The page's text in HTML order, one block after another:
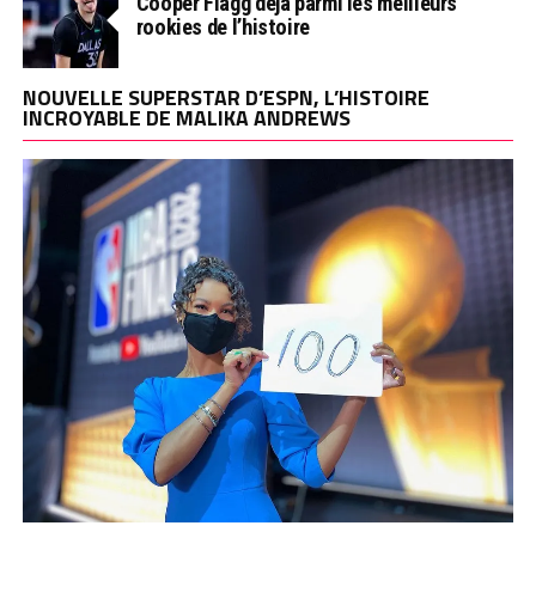
rookies de l’histoire
NOUVELLE SUPERSTAR D’ESPN, L’HISTOIRE
INCROYABLE DE MALIKA ANDREWS